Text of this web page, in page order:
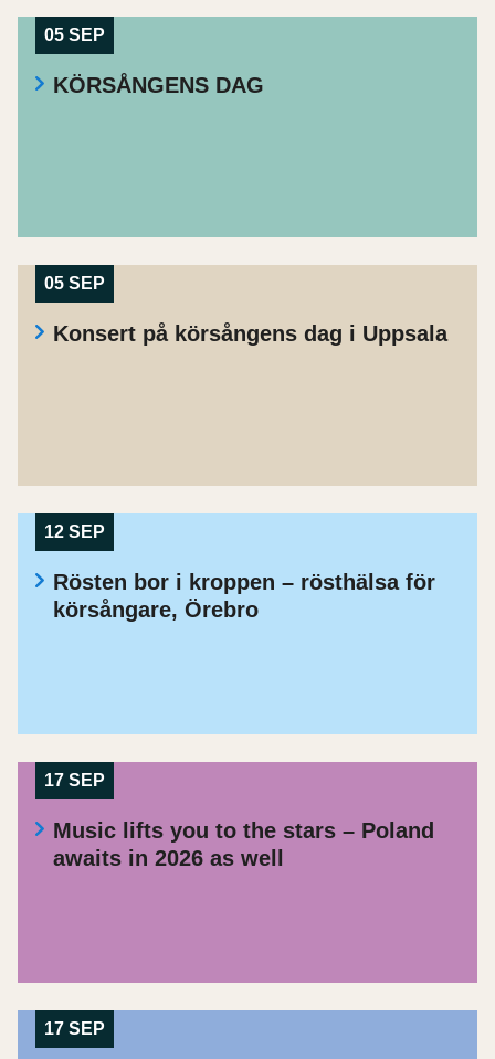
05 SEP
KÖRSÅNGENS DAG
05 SEP
Konsert på körsångens dag i Uppsala
12 SEP
Rösten bor i kroppen – rösthälsa för
körsångare, Örebro
17 SEP
Music lifts you to the stars – Poland
awaits in 2026 as well
17 SEP